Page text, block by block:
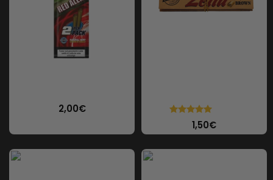
2,00€
1,50€